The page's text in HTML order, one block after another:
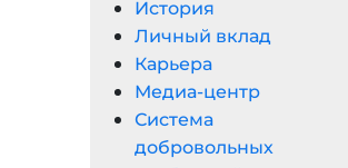
История
Личный вклад
Карьера
Медиа-центр
Система
добровольных